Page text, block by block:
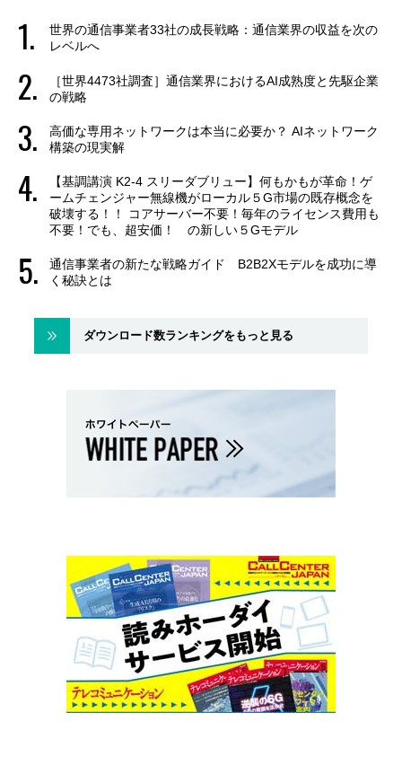
世界の通信事業者33社の成長戦略：通信業界の収益を次の
レベルへ
［世界4473社調査］通信業界におけるAI成熟度と先駆企業
の戦略
高価な専用ネットワークは本当に必要か？ AIネットワーク
構築の現実解
【基調講演 K2-4 スリーダブリュー】何もかもが革命！ゲ
ームチェンジャー無線機がローカル５G市場の既存概念を
破壊する！！ コアサーバー不要！毎年のライセンス費用も
不要！でも、超安価！ の新しい５Gモデル
通信事業者の新たな戦略ガイド B2B2Xモデルを成功に導
く秘訣とは
ダウンロード数ランキングをもっと見る